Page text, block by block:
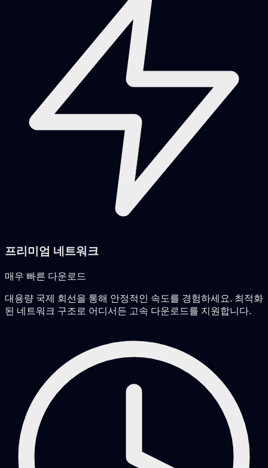
프리미엄 네트워크
매우 빠른 다운로드
대용량 국제 회선을 통해 안정적인 속도를 경험하세요. 최적화
된 네트워크 구조로 어디서든 고속 다운로드를 지원합니다.